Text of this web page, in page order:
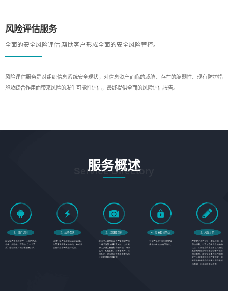
风险评估服务
全面的安全风险评估,帮助客户形成全面的安全风险管控。
风险评估服务是对组织信息系统安全现状，对信息资产面临的威胁、存在的脆弱性、现有防护措
施及综合作用而带来风险的发生可能性评估，最终提供全面的风险评估报告。
服务概述
Service Directory